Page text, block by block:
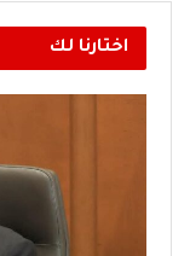
اختارنا لك